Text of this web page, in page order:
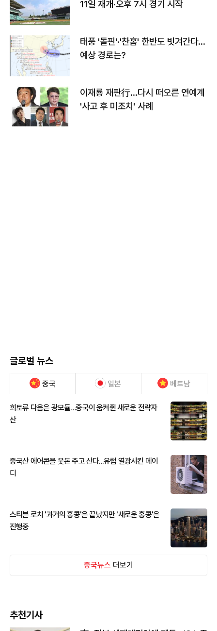
11일 재개·오후 7시 경기 시작
태풍 '돌핀'·'찬홈' 한반도 빗겨간다…
예상 경로는?
이재룡 재판行…다시 떠오른 연예계
'사고 후 미조치' 사례
글로벌 뉴스
중국 일본 베트남
희토류 다음은 광모듈…중국이 움켜쥔 새로운 전략자
산
중국산 에어콘을 웃돈 주고 산다...유럽 열광시킨 메이
디
스티븐 로치 '과거의 홍콩'은 끝났지만 '새로운 홍콩'은
진행중
중국뉴스 더보기
추천기사